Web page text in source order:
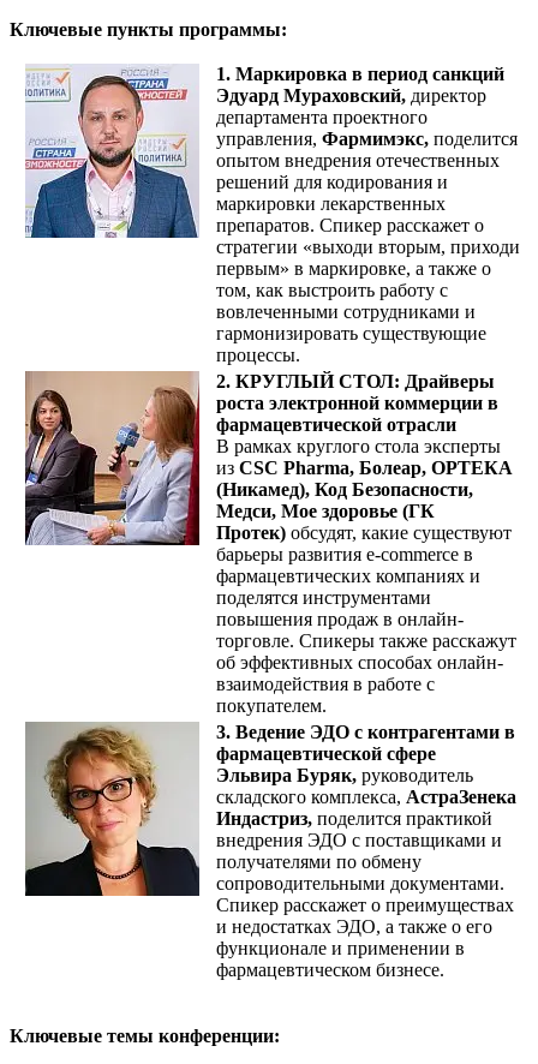
Ключевые пункты программы:
1. Маркировка в период санкций
Эдуард Мураховский, директор
департамента проектного
управления, Фармимэкс, поделится
опытом внедрения отечественных
решений для кодирования и
маркировки лекарственных
препаратов. Спикер расскажет о
стратегии «выходи вторым, приходи
первым» в маркировке, а также о
том, как выстроить работу с
вовлеченными сотрудниками и
гармонизировать существующие
процессы.
2. КРУГЛЫЙ СТОЛ: Драйверы
роста электронной коммерции в
фармацевтической отрасли
В рамках круглого стола эксперты
из CSC Pharma, Болеар, ОРТЕКА
(Никамед), Код Безопасности,
Медси, Мое здоровье (ГК
Протек) обсудят, какие существуют
барьеры развития e-commerce в
фармацевтических компаниях и
поделятся инструментами
повышения продаж в онлайн-
торговле. Спикеры также расскажут
об эффективных способах онлайн-
взаимодействия в работе с
покупателем.
3. Ведение ЭДО с контрагентами в
фармацевтической сфере
Эльвира Буряк, руководитель
складского комплекса, АстраЗенека
Индастриз, поделится практикой
внедрения ЭДО с поставщиками и
получателями по обмену
сопроводительными документами.
Спикер расскажет о преимуществах
и недостатках ЭДО, а также о его
функционале и применении в
фармацевтическом бизнесе.
Ключевые темы конференции: